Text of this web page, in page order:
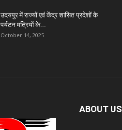
उदयपुर में राज्यों एवं केंद्र शासित प्रदेशों के
पर्यटन मंत्रियों के...
October 14, 2025
ABOUT US